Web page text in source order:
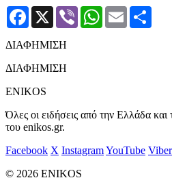
Facebook
X Viber WhatsApp
Email
ΔΙΑΦΗΜΙΣΗ
ΔΙΑΦΗΜΙΣΗ
ENIKOS
Όλες οι ειδήσεις από την Ελλάδα
του enikos.gr.
Facebook X InstagramYouTube Viber
© 2026 ENIKOS